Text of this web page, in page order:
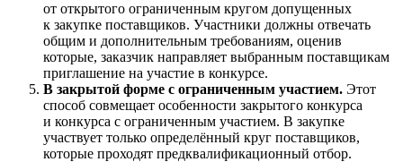
от открытого ограниченным кругом допущенных
к закупке поставщиков. Участники должны отвечать
общим и дополнительным требованиям, оценив
которые, заказчик направляет выбранным поставщикам
приглашение на участие в конкурсе.
В закрытой форме с ограниченным участием. Этот
способ совмещает особенности закрытого конкурса
и конкурса с ограниченным участием. В закупке
участвует только определённый круг поставщиков,
которые проходят предквалификационный отбор.